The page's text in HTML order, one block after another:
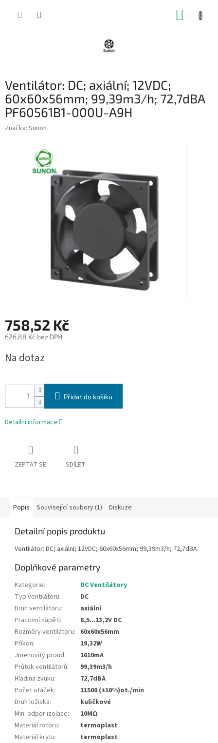
Ventilátor: DC; axiální; 12VDC;
60x60x56mm; 99,39m3/h; 72,7dBA
PF60561B1-000U-A9H
Značka: Sunon
758,52 Kč
626,88 Kč bez DPH
cena:
Na dotaz
Přidat do košíku
Detailní informace
ZEPTAT SE SDÍLET
Popis Související soubory (1) Diskuze
Detailní popis produktu
Ventilátor: DC; axiální; 12VDC; 60x60x56mm; 99,39m3/h; 72,7dBA
Doplňkové parametry
Kategorie:
DC Ventilátory
Typ ventilátoru:
DC
Druh ventilátoru:
axiální
Pracovní napětí:
6,5...13,2V DC
Rozměry ventilátoru: 60x60x56mm
Příkon:
19,32W
Jmenovitý proud:
1610mA
Průtok ventilátorů:
99,39m3/h
Hladina zvuku:
72,7dBA
Počet otáček:
11500 (±10%)ot./min
Druh ložiska:
kuličkové
Min. odpor izolace:
10MΩ
Materiál rotoru:
termoplast
Materiál krytu:
termoplast